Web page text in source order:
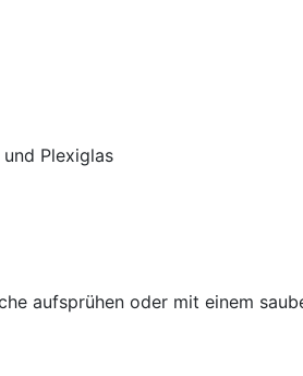
Plexiglas
aufsprühen oder mit einem